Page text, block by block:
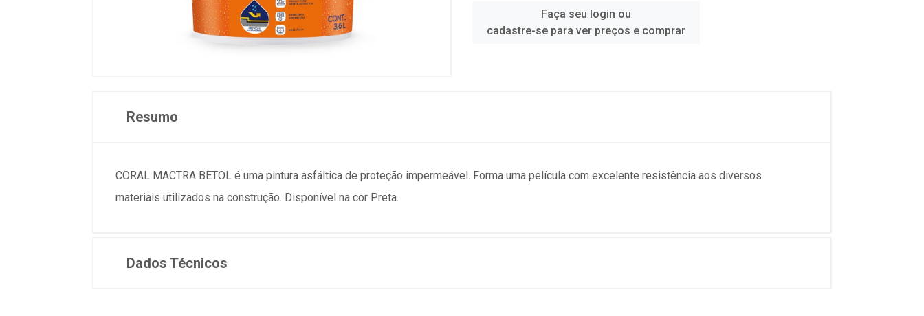
Faça seu login ou
cadastre-se para ver preços e comprar
Resumo
CORAL MACTRA BETOL é uma pintura asfáltica de proteção impermeável. Forma uma película com excelente resistência aos diversos
materiais utilizados na construção. Disponível na cor Preta.
Dados Técnicos